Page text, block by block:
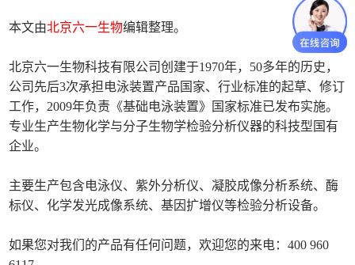
本文由北京六一生物编辑整理。
北京六一生物科技有限公司创建于1970年，50多年的历史，
公司先后3次承担电泳装置产品国家、行业标准的起草、修订
工作，2009年负责《基础电泳装置》国家标准已发布实施。
专业生产生物化学与分子生物学检验分析仪器的科技型国有
企业。
主要生产包含电泳仪、紫外分析仪、凝胶成像分析系统、酶
标仪、化学发光成像系统、基因扩增仪等检验分析设备。
如果您对我们的产品有任何问题，欢迎您的来电：400 960